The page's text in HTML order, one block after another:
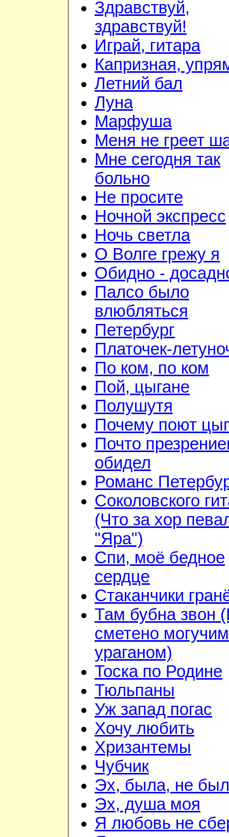
Здравствуй,
здравствуй!
Играй, гитара
Капризная,
Летний бал
Луна
Марфуша
Меня не греет
Мне сегодня так
больно
Не просите
Ночной экспресс
Ночь светла
О Волге грежу я
Обидно -
Палсо было
влюбляться
Петербург
Платочек-
По ком, по ком
Пой, цыгане
Полушутя
Почему поют
Почто
обидел
Романс
Соколовского
(Что за хор
"Яра")
Спи, моё бедное
сердце
Стаканчики
Там бубна звон
сметено могучим
ураганом)
Тоска по Родине
Тюльпаны
Уж запад погас
Хочу любить
Хризантемы
Чубчик
Эх, была, не
Эх, душа моя
Я любовь не